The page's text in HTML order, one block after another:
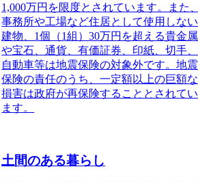
1,000万円を限度とされています。また、
事務所や工場など住居として使用しない
建物、1個（1組）30万円を超える貴金属
や宝石、通貨、有価証券、印紙、切手、
自動車等は地震保険の対象外です。地震
保険の責任のうち、一定額以上の巨額な
損害は政府が再保険することとされてい
ます。
土間のある暮らし